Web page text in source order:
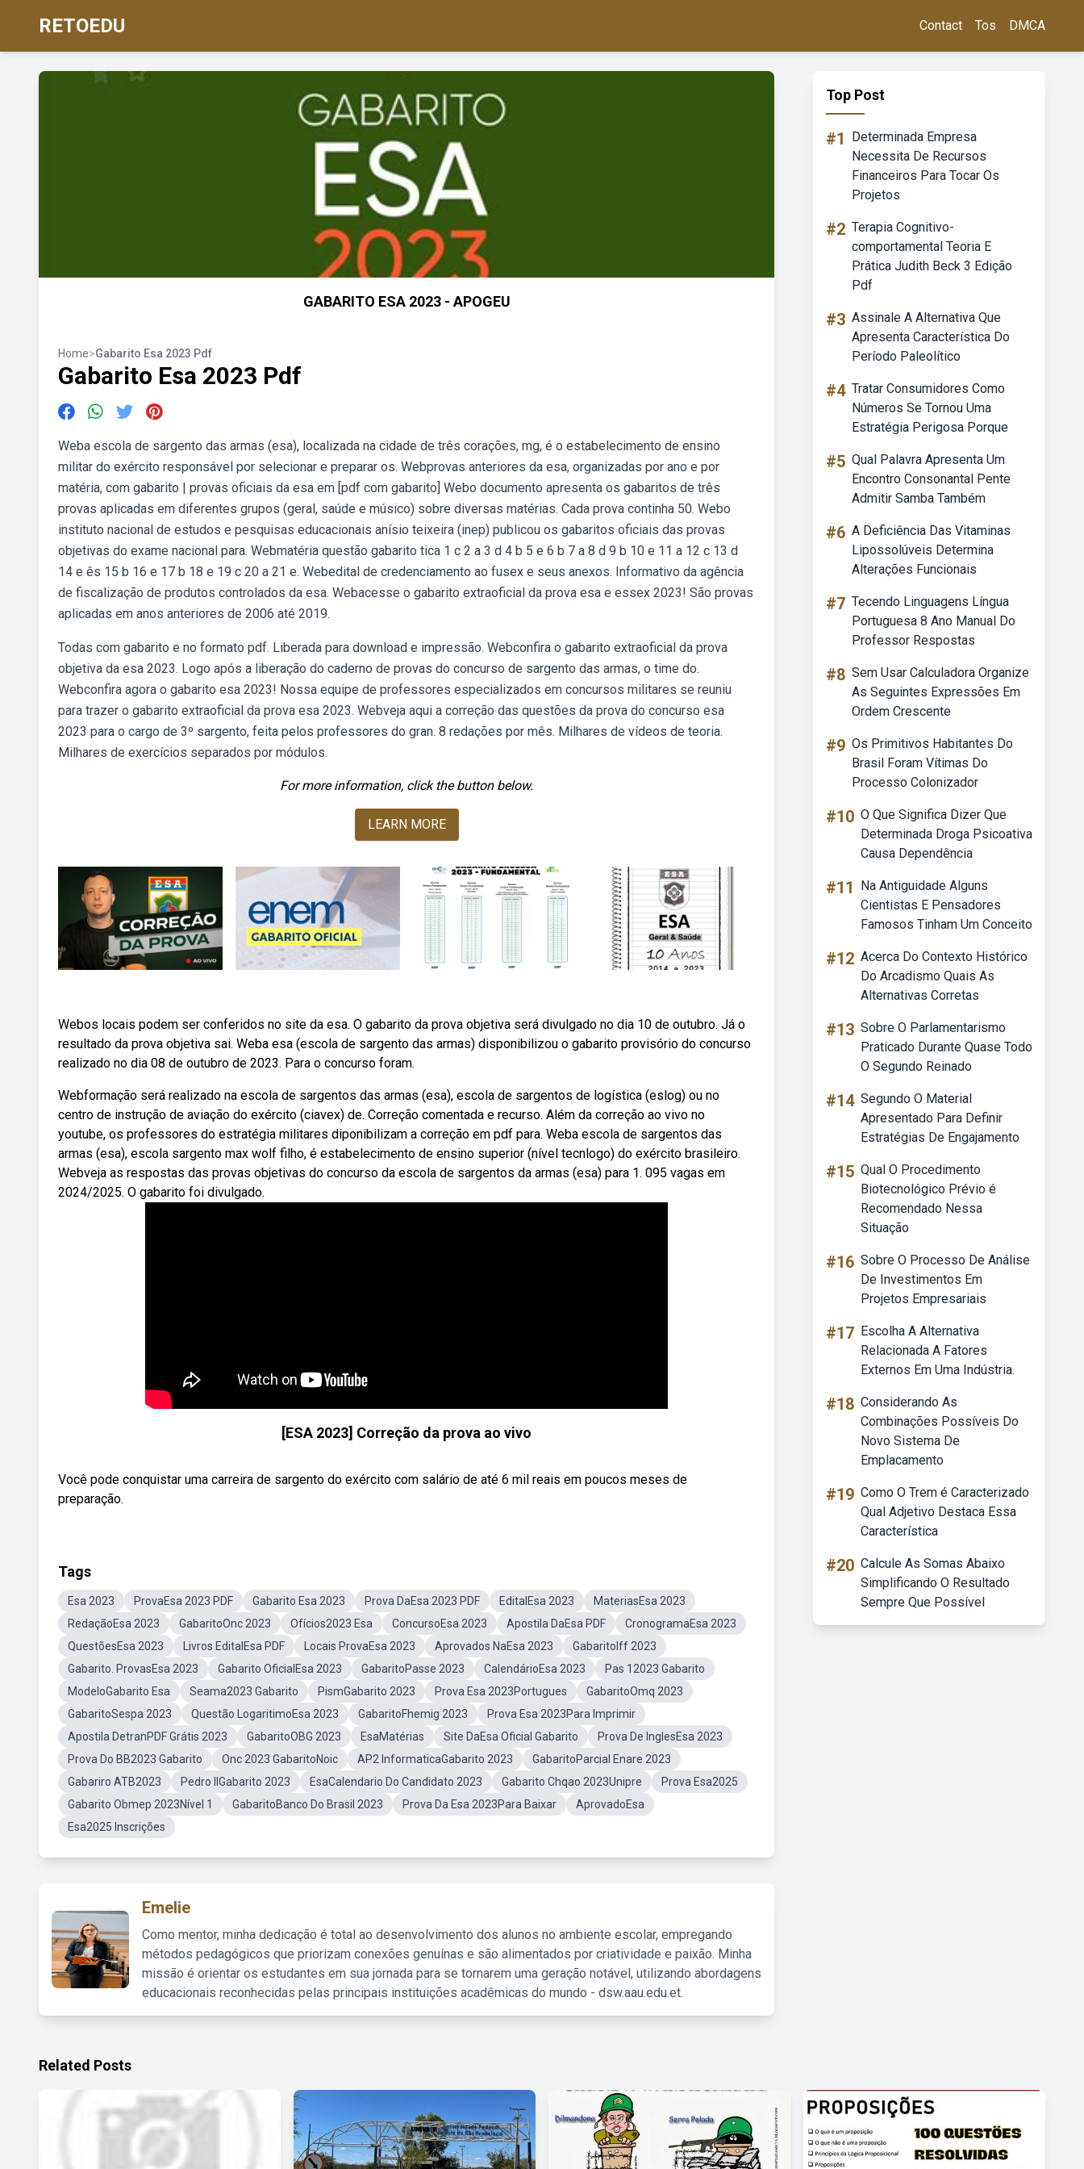
RETOEDU Contact Tos DMCA
GABARITO ESA 2023 - APOGEU
Home>Gabarito Esa 2023 Pdf
Gabarito Esa 2023 Pdf
Weba escola de sargento das armas (esa), localizada na cidade de três corações, mg, é o estabelecimento de ensino
militar do exército responsável por selecionar e preparar os. Webprovas anteriores da esa, organizadas por ano e por
matéria, com gabarito | provas oficiais da esa em [pdf com gabarito] Webo documento apresenta os gabaritos de três
provas aplicadas em diferentes grupos (geral, saúde e músico) sobre diversas matérias. Cada prova continha 50. Webo
instituto nacional de estudos e pesquisas educacionais anísio teixeira (inep) publicou os gabaritos oficiais das provas
objetivas do exame nacional para. Webmatéria questão gabarito tica 1 c 2 a 3 d 4 b 5 e 6 b 7 a 8 d 9 b 10 e 11 a 12 c 13 d
14 e ês 15 b 16 e 17 b 18 e 19 c 20 a 21 e. Webedital de credenciamento ao fusex e seus anexos. Informativo da agência
de fiscalização de produtos controlados da esa. Webacesse o gabarito extraoficial da prova esa e essex 2023! São provas
aplicadas em anos anteriores de 2006 até 2019.
Todas com gabarito e no formato pdf. Liberada para download e impressão. Webconfira o gabarito extraoficial da prova
objetiva da esa 2023. Logo após a liberação do caderno de provas do concurso de sargento das armas, o time do.
Webconfira agora o gabarito esa 2023! Nossa equipe de professores especializados em concursos militares se reuniu
para trazer o gabarito extraoficial da prova esa 2023. Webveja aqui a correção das questões da prova do concurso esa
2023 para o cargo de 3º sargento, feita pelos professores do gran. 8 redações por mês. Milhares de vídeos de teoria.
Milhares de exercícios separados por módulos.
For more information, click the button below.
LEARN MORE
Webos locais podem ser conferidos no site da esa. O gabarito da prova objetiva será divulgado no dia 10 de outubro. Já o
resultado da prova objetiva sai. Weba esa (escola de sargento das armas) disponibilizou o gabarito provisório do concurso
realizado no dia 08 de outubro de 2023. Para o concurso foram.
Webformação será realizado na escola de sargentos das armas (esa), escola de sargentos de logística (eslog) ou no
centro de instrução de aviação do exército (ciavex) de. Correção comentada e recurso. Além da correção ao vivo no
youtube, os professores do estratégia militares diponibilizam a correção em pdf para. Weba escola de sargentos das
armas (esa), escola sargento max wolf filho, é estabelecimento de ensino superior (nível tecnlogo) do exército brasileiro.
Webveja as respostas das provas objetivas do concurso da escola de sargentos da armas (esa) para 1. 095 vagas em
2024/2025. O gabarito foi divulgado.
[ESA 2023] Correção da prova ao vivo
Você pode conquistar uma carreira de sargento do exército com salário de até 6 mil reais em poucos meses de
preparação.
Tags
Esa 2023 ProvaEsa 2023 PDF Gabarito Esa 2023 Prova DaEsa 2023 PDF EditalEsa 2023
MateriasEsa 2023
RedaçãoEsa 2023
GabaritoOnc 2023 Ofícios2023 Esa ConcursoEsa 2023 Apostila DaEsa PDF
CronogramaEsa 2023
QuestõesEsa 2023
Livros EditalEsa PDF Locais ProvaEsa 2023 Aprovados NaEsa 2023
GabaritoIff 2023
Gabarito. ProvasEsa 2023
Gabarito OficialEsa 2023 GabaritoPasse 2023 CalendárioEsa 2023
Pas 12023 Gabarito
ModeloGabarito Esa
Seama2023 Gabarito PismGabarito 2023 Prova Esa 2023Portugues
GabaritoOmq 2023
GabaritoSespa 2023
Questão LogaritimoEsa 2023 GabaritoFhemig 2023
Prova Esa 2023Para Imprimir
Apostila DetranPDF Grátis 2023
GabaritoOBG 2023 EsaMatérias Site DaEsa Oficial Gabarito
Prova De InglesEsa 2023
Prova Do BB2023 Gabarito
Onc 2023 GabaritoNoic AP2 InformaticaGabarito 2023
GabaritoParcial Enare 2023
Gabariro ATB2023
Pedro IIGabarito 2023 EsaCalendario Do Candidato 2023 Gabarito Chqao 2023Unipre
Prova Esa2025
Gabarito Obmep 2023Nível 1
GabaritoBanco Do Brasil 2023 Prova Da Esa 2023Para Baixar
AprovadoEsa
Esa2025 Inscrições
Emelie
Como mentor, minha dedicação é total ao desenvolvimento dos alunos no ambiente escolar, empregando
métodos pedagógicos que priorizam conexões genuínas e são alimentados por criatividade e paixão. Minha
missão é orientar os estudantes em sua jornada para se tornarem uma geração notável, utilizando abordagens
educacionais reconhecidas pelas principais instituições acadêmicas do mundo - dsw.aau.edu.et.
Top Post
#1
Determinada Empresa
Necessita De Recursos
Financeiros Para Tocar Os
Projetos
#2 Terapia Cognitivo-
comportamental Teoria E
Prática Judith Beck 3 Edição
Pdf
#3 Assinale A Alternativa Que
Apresenta Característica Do
Período Paleolítico
#4 Tratar Consumidores Como
Números Se Tornou Uma
Estratégia Perigosa Porque
#5 Qual Palavra Apresenta Um
Encontro Consonantal Pente
Admitir Samba Também
#6 A Deficiência Das Vitaminas
Lipossolúveis Determina
Alterações Funcionais
#7 Tecendo Linguagens Língua
Portuguesa 8 Ano Manual Do
Professor Respostas
#8 Sem Usar Calculadora Organize
As Seguintes Expressões Em
Ordem Crescente
#9 Os Primitivos Habitantes Do
Brasil Foram Vítimas Do
Processo Colonizador
#10 O Que Significa Dizer Que
Determinada Droga Psicoativa
Causa Dependência
#11
Na Antiguidade Alguns
Cientistas E Pensadores
Famosos Tinham Um Conceito
#12 Acerca Do Contexto Histórico
Do Arcadismo Quais As
Alternativas Corretas
#13 Sobre O Parlamentarismo
Praticado Durante Quase Todo
O Segundo Reinado
#14 Segundo O Material
Apresentado Para Definir
Estratégias De Engajamento
#15 Qual O Procedimento
Biotecnológico Prévio é
Recomendado Nessa
Situação
#16 Sobre O Processo De Análise
De Investimentos Em
Projetos Empresariais
#17 Escolha A Alternativa
Relacionada A Fatores
Externos Em Uma Indústria.
#18 Considerando As
Combinações Possíveis Do
Novo Sistema De
Emplacamento
#19 Como O Trem é Caracterizado
Qual Adjetivo Destaca Essa
Característica
#20 Calcule As Somas Abaixo
Simplificando O Resultado
Sempre Que Possível
Related Posts